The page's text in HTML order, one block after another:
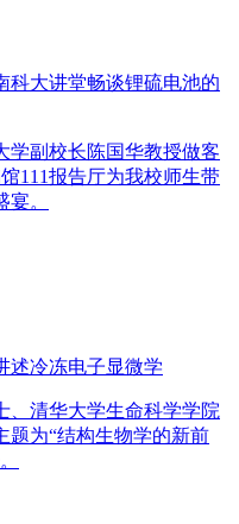
科大讲堂畅谈锂硫电池的
学副校长陈国华教授做客
111报告厅为我校师生带
。
述冷冻电子显微学
、清华大学生命科学学院
题为“结构生物学的新前